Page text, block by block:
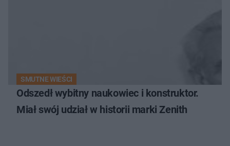
SMUTNE WIEŚCI
Odszedł wybitny naukowiec i konstruktor.
Miał swój udział w historii marki Zenith